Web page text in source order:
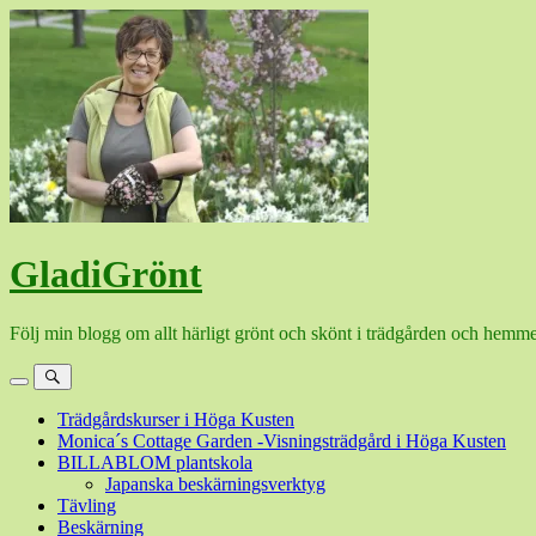
Hoppa
GladiGrönt
Följ min blogg om allt härligt grönt och skönt i trädgården och
MenySök
Trädgårdskurser i Höga Kusten
Monica´s Cottage Garden -Visningsträdgård i Höga Kusten
BILLABLOM plantskola
Japanska beskärningsverktyg
Tävling
Beskärning